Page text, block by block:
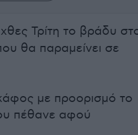
Τρίτη το βράδυ
θα παραμείνει σε
με προορισμό το
πέθανε αφού